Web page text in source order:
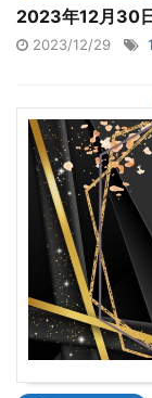
2023年12月30
2023/12/29